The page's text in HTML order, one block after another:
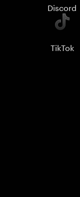
Discord
TikTok